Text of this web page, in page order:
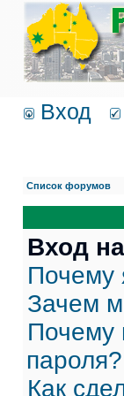
Вход
Список форумов
Вход
Почему
Зачем
Почему
пароля?
Как